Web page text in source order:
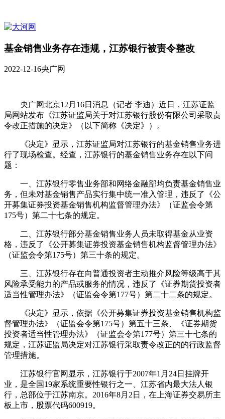
基金销售业务存在违规，江苏银行被责令整改
2022-12-16央广网
央广网北京12月16日消息（记者 李迪）近日，江苏证监
局网站发布《江苏证监局关于对江苏银行股份有限公司采取责
令改正措施的决定》（以下简称《决定》）。
《决定》显示，江苏证监局对江苏银行的基金销售业务进
行了现场检查。经查，江苏银行的基金销售业务存在以下问
题：
一、江苏银行零售业务部和网络金融部均负责基金销售业
务，但未对基金销售产品实行集中统一准入管理，违反了《公
开募集证券投资基金销售机构监督管理办法》（证监会令第
175号）第二十七条的规定。
二、江苏银行部分基金销售业务人员未取得基金从业资
格，违反了《公开募集证券投资基金销售机构监督管理办法》
（证监会令第175号）第三十条的规定。
三、江苏银行存在向普通投资者主动推介风险等级高于其
风险承受能力的产品或服务的情况，违反了《证券期货投资者
适当性管理办法》（证监会令第177号）第二十二条的规定。
《决定》显示，依据《公开募集证券投资基金销售机构监
督管理办法》（证监会令第175号）第五十三条、《证券期货
投资者适当性管理办法》（证监会令第177号）第三十七条的
规定，江苏证监局决定对江苏银行采取责令改正的的行政监督
管理措施。
江苏银行官网显示，江苏银行于2007年1月24日挂牌开
业，是全国19家系统重要性银行之一、江苏省内最大法人银
行，总部位于江苏南京。2016年8月2日，在上海证券交易所主
板上市，股票代码600919。